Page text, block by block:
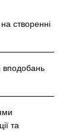
створенні
вподобань
та